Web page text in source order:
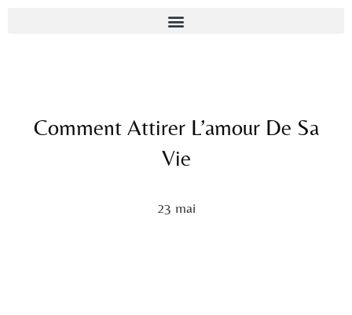
Comment Attirer L’amour De Sa
Vie
23 mai